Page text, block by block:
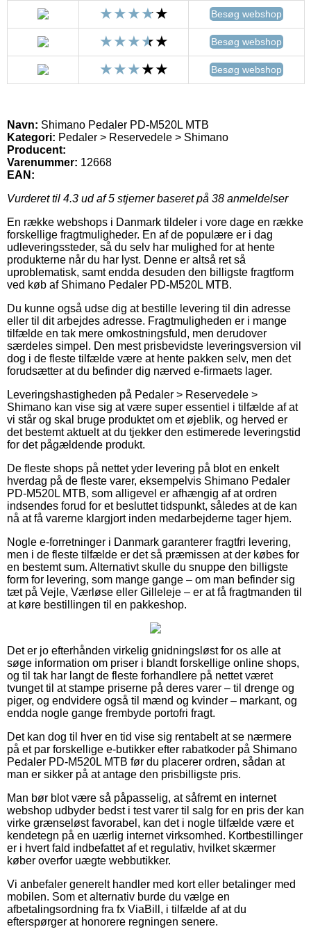
Besøg webshop
Besøg webshop
Besøg webshop
Navn: Shimano Pedaler PD-M520L MTB
Kategori: Pedaler > Reservedele > Shimano
Producent:
Varenummer: 12668
EAN:
Vurderet til 4.3 ud af 5 stjerner baseret på 38 anmeldelser
En række webshops i Danmark tildeler i vore dage en række
forskellige fragtmuligheder. En af de populære er i dag
udleveringssteder, så du selv har mulighed for at hente
produkterne når du har lyst. Denne er altså ret så
uproblematisk, samt endda desuden den billigste fragtform
ved køb af Shimano Pedaler PD-M520L MTB.
Du kunne også udse dig at bestille levering til din adresse
eller til dit arbejdes adresse. Fragtmuligheden er i mange
tilfælde en tak mere omkostningsfuld, men derudover
særdeles simpel. Den mest prisbevidste leveringsversion vil
dog i de fleste tilfælde være at hente pakken selv, men det
forudsætter at du befinder dig nærved e-firmaets lager.
Leveringshastigheden på Pedaler > Reservedele >
Shimano kan vise sig at være super essentiel i tilfælde af at
vi står og skal bruge produktet om et øjeblik, og herved er
det bestemt aktuelt at du tjekker den estimerede leveringstid
for det pågældende produkt.
De fleste shops på nettet yder levering på blot en enkelt
hverdag på de fleste varer, eksempelvis Shimano Pedaler
PD-M520L MTB, som alligevel er afhængig af at ordren
indsendes forud for et besluttet tidspunkt, således at de kan
nå at få varerne klargjort inden medarbejderne tager hjem.
Nogle e-forretninger i Danmark garanterer fragtfri levering,
men i de fleste tilfælde er det så præmissen at der købes for
en bestemt sum. Alternativt skulle du snuppe den billigste
form for levering, som mange gange – om man befinder sig
tæt på Vejle, Værløse eller Gilleleje – er at få fragtmanden til
at køre bestillingen til en pakkeshop.
Det er jo efterhånden virkelig gnidningsløst for os alle at
søge information om priser i blandt forskellige online shops,
og til tak har langt de fleste forhandlere på nettet været
tvunget til at stampe priserne på deres varer – til drenge og
piger, og endvidere også til mænd og kvinder – markant, og
endda nogle gange frembyde portofri fragt.
Det kan dog til hver en tid vise sig rentabelt at se nærmere
på et par forskellige e-butikker efter rabatkoder på Shimano
Pedaler PD-M520L MTB før du placerer ordren, sådan at
man er sikker på at antage den prisbilligste pris.
Man bør blot være så påpasselig, at såfremt en internet
webshop udbyder bedst i test varer til salg for en pris der kan
virke grænseløst favorabel, kan det i nogle tilfælde være et
kendetegn på en uærlig internet virksomhed. Kortbestillinger
er i hvert fald indbefattet af et regulativ, hvilket skærmer
køber overfor uægte webbutikker.
Vi anbefaler generelt handler med kort eller betalinger med
mobilen. Som et alternativ burde du vælge en
afbetalingsordning fra fx ViaBill, i tilfælde af at du
efterspørger at honorere regningen senere.